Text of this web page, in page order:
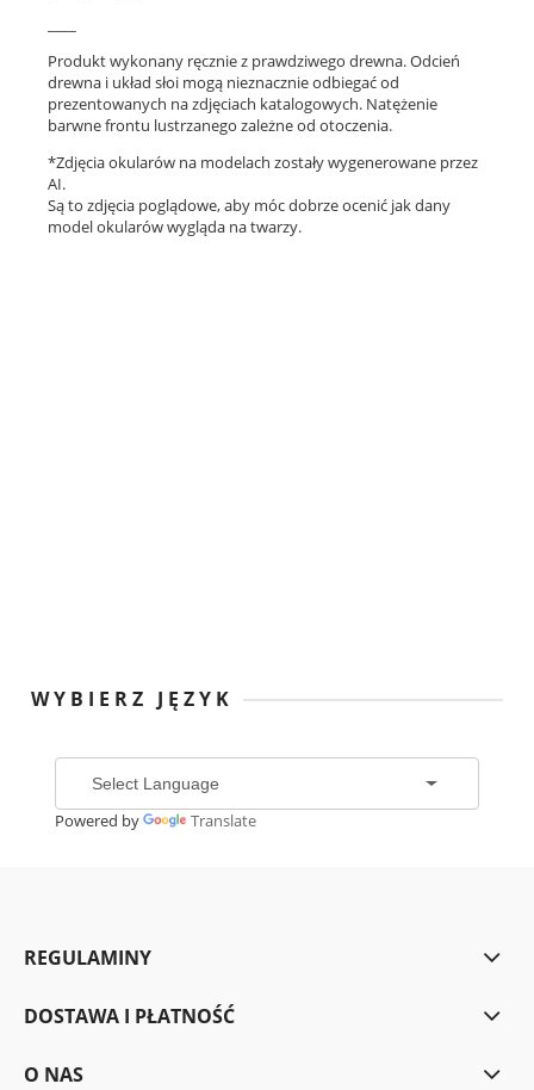
Produkt wykonany ręcznie z prawdziwego drewna. Odcień
drewna i układ słoi mogą nieznacznie odbiegać od
prezentowanych na zdjęciach katalogowych. Natężenie
barwne frontu lustrzanego zależne od otoczenia.
*Zdjęcia okularów na modelach zostały wygenerowane przez
AI.
Są to zdjęcia poglądowe, aby móc dobrze ocenić jak dany
model okularów wygląda na twarzy.
WYBIERZ JĘZYK
Powered by Translate
REGULAMINY
DOSTAWA I PŁATNOŚĆ
O NAS